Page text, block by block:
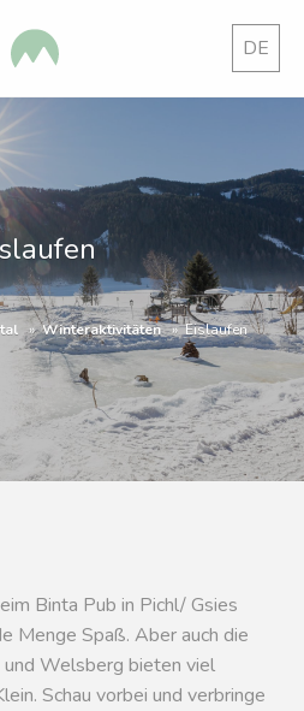
DE
Winteraktivitäten Eislaufen
Binta Pub in Pichl/ Gsies
Menge Spaß. Aber auch die
Welsberg bieten viel
Schau vorbei und verbringe